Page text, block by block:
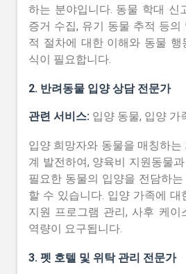
하는 분야입니다. 동물 학대 신
증거 수집, 유기 동물 추적 등의
적 절차에 대한 이해와 동물 행
식이 필요합니다.
2. 반려동물 입양 상담 전문가
관련 서비스: 입양 동물, 입양 가
입양 희망자와 동물을 매칭하
계 발전하여, 양육비 지원동물
필요한 동물의 입양을 전담하
할 수 있습니다. 입양 가족에 대
지원 프로그램 관리, 사후 케이
역량이 요구됩니다.
3. 펫 호텔 및 위탁 관리 전문가